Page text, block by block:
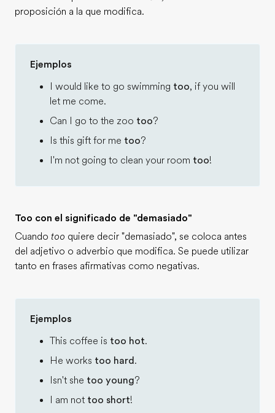
proposición a la que modifica.
Ejemplos
I would like to go swimming too, if you will
let me come.
Can I go to the zoo too?
Is this gift for me too?
I'm not going to clean your room too!
Too con el significado de "demasiado"
Cuando too quiere decir "demasiado", se coloca antes
del adjetivo o adverbio que modifica. Se puede utilizar
tanto en frases afirmativas como negativas.
Ejemplos
This coffee is too hot.
He works too hard .
Isn't she too young?
I am not too short!